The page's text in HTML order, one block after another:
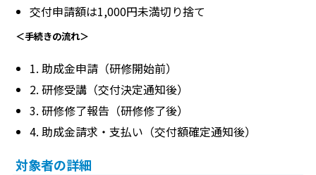
交付申請額は1,000円未満切り捨て
＜手続きの流れ＞
1. 助成金申請（研修開始前）
2. 研修受講（交付決定通知後）
3. 研修修了報告（研修修了後）
4. 助成金請求・支払い（交付額確定通知後）
対象者の詳細